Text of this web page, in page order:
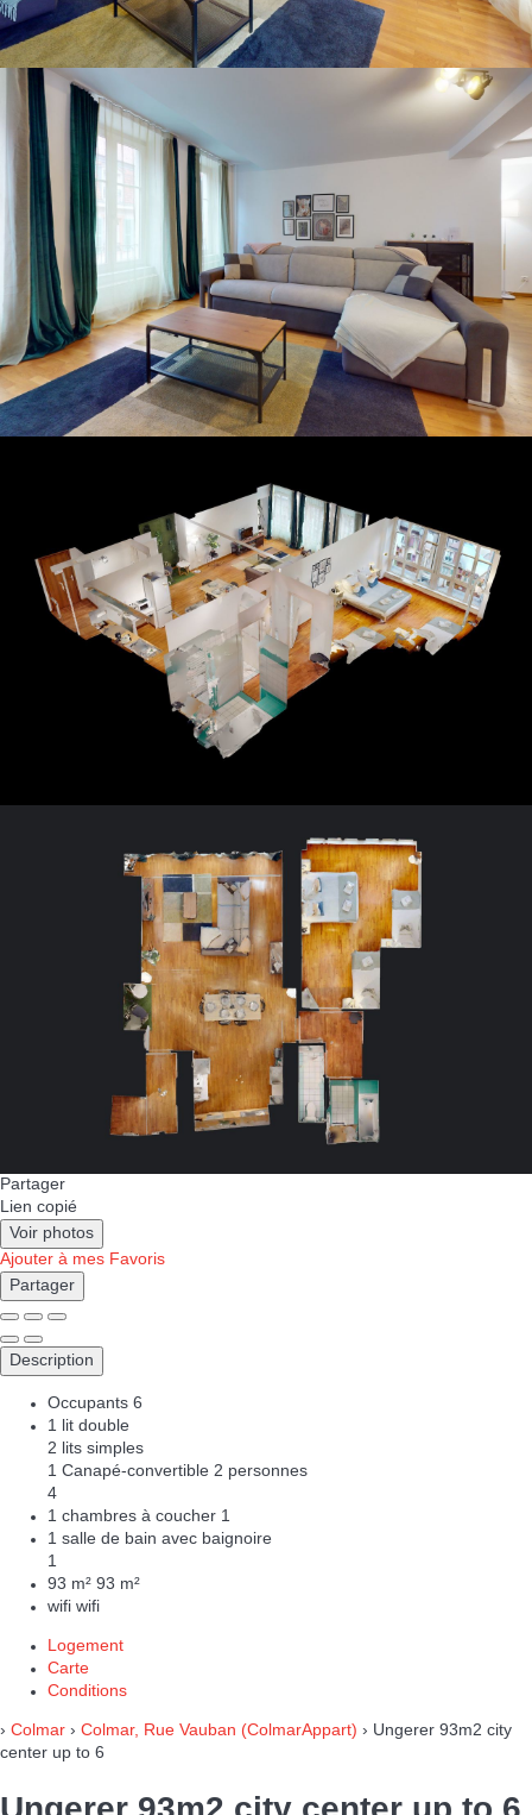
Partager
Lien copié
Voir photos
Ajouter à mes Favoris
Partager
Description
Occupants 6
1 lit double
2 lits simples
1 Canapé-convertible 2 personnes
4
1 chambres à coucher 1
1 salle de bain avec baignoire
1
93 m² 93 m²
wifi wifi
Logement
Carte
Conditions
› Colmar › Colmar, Rue Vauban (ColmarAppart) › Ungerer 93m2 city
center up to 6